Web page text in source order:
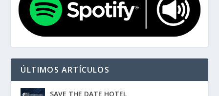
ÚLTIMOS ARTÍCULOS
SAVE THE DATE HOTEL